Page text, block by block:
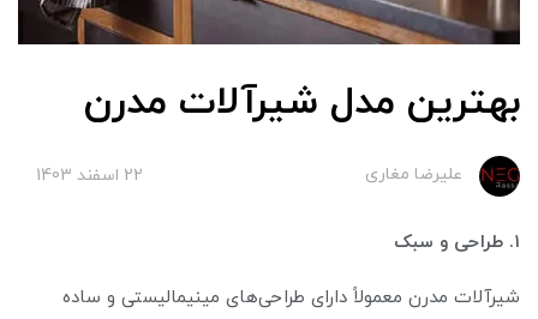
بهترین مدل شیرآلات مدرن
علیرضا مغاری 22 اسفند 1403
۱. طراحی و سبک
شیرآلات مدرن معمولاً دارای طراحی‌های مینیمالیستی و ساده